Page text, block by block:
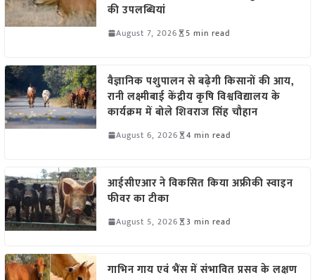
की उपलब्धियां
August 7, 2026 5 min read
वैज्ञानिक पशुपालन से बढ़ेगी किसानों की आय,
रानी लक्ष्मीबाई केंद्रीय कृषि विश्वविद्यालय के
कार्यक्रम में बोले शिवराज सिंह चौहान
August 6, 2026 4 min read
आईसीएआर ने विकसित किया अफ्रीकी स्वाइन
फीवर का टीका
August 5, 2026 3 min read
गाभिन गाय एवं भैंस में संभावित प्रसव के लक्षण